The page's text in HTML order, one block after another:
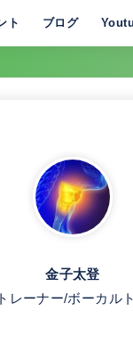
ト ブログ
金子太登
レーナー/ボーカル